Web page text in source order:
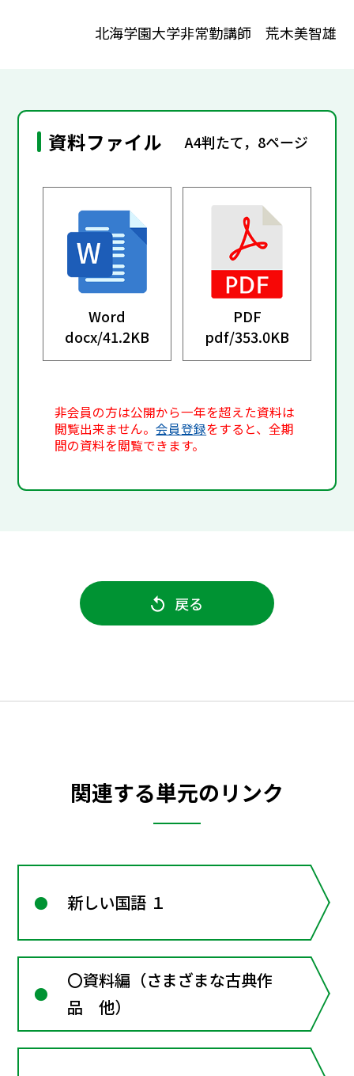
北海学園大学非常勤講師 荒木美智雄
資料ファイル A4判たて，8ページ
Word
docx/41.2KB
PDF
pdf/353.0KB
非会員の方は公開から一年を超えた資料は
閲覧出来ません。会員登録をすると、全期
間の資料を閲覧できます。
戻る
関連する単元のリンク
新しい国語 １
〇資料編（さまざまな古典作
品 他）